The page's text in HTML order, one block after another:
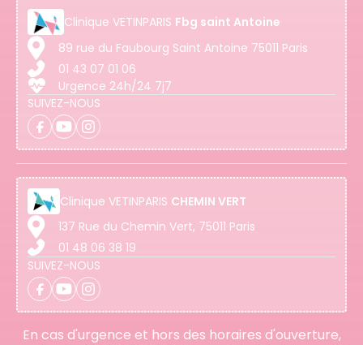
Clinique VETINPARIS Fbg saint Antoine
89 rue du Faubourg Saint Antoine 75011 Paris
01 43 07 01 06
Urgence 24h/24 7j7
SUIVEZ-NOUS
Clinique VETINPARIS CHEMIN VERT
137 Rue du Chemin Vert, 75011 Paris
01 48 06 38 19
SUIVEZ-NOUS
En cas d'urgence et hors des horaires d'ouverture,